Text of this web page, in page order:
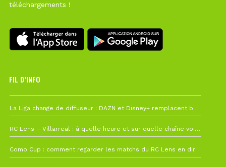
téléchargements !
FIL D’INFO
La Liga change de diffuseur : DAZN et Disney+ remplacent beIN Sports !
RC Lens – Villarreal : à quelle heure et sur quelle chaîne voir la finale de la Como Cup ?
Como Cup : comment regarder les matchs du RC Lens en direct ?